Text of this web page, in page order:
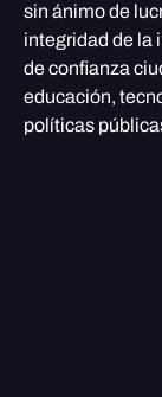
sin ánimo de
integridad de la
de confianza
educación,
políticas